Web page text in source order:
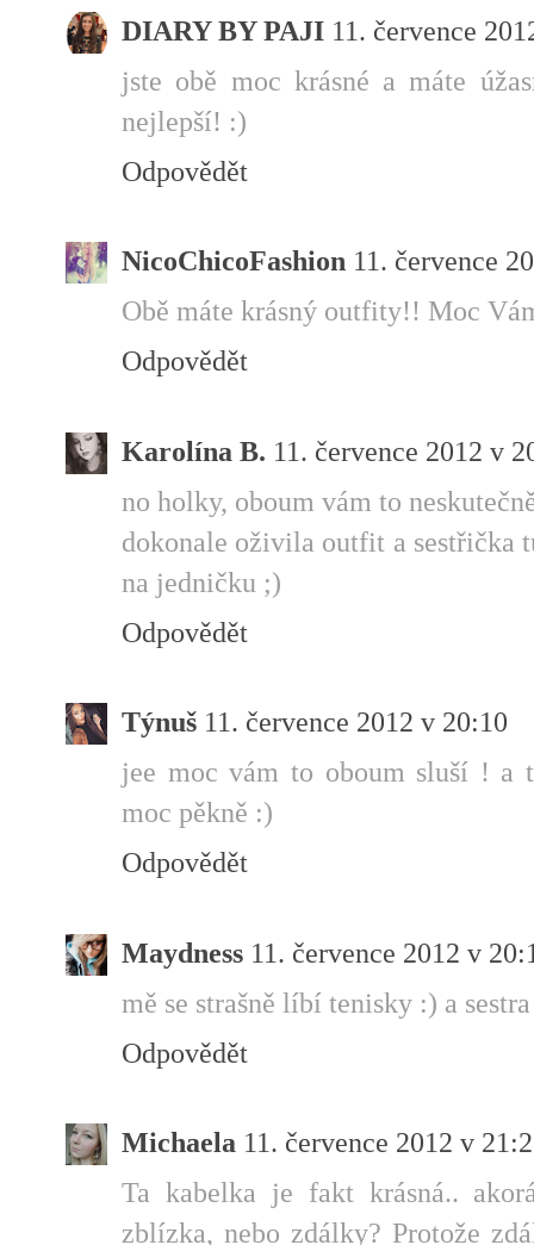
DIARY BY PAJI 11. července
jste obě moc krásné a máte
nejlepší! :)
Odpovědět
NicoChicoFashion 11. července
Obě máte krásný outfity!! Moc
Odpovědět
Karolína B. 11. července 2012 v
no holky, oboum vám to
dokonale oživila outfit a sestřička
na jedničku ;)
Odpovědět
Týnuš 11. července 2012 v 20:10
jee moc vám to oboum sluší ! a
moc pěkně :)
Odpovědět
Maydness 11. července 2012 v
mě se strašně líbí tenisky :) a
Odpovědět
Michaela 11. července 2012 v
Ta kabelka je fakt krásná..
zblízka, nebo zdálky? Protože